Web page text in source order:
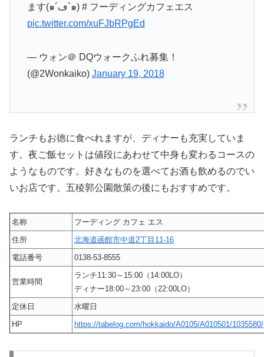
ます(๑´ڡ`๑) # フーディングカフェエス
pic.twitter.com/xuFJbRPgEd
— ウォン＠ DQウォークふれ募集！
(@2Wonkaiko) January 19, 2018
ランチもお徳に食べれますが、ディナーも充実していま
す。夜ご飯セットは値段にあわせて中身も変わるコースの
ようなものです。好きなものを選べてお酒も飲めるのでい
いお店です。五稜郭公園散策の後にもおすすめです。
名称
フーディング カフェ エス
住所
北海道函館市中道2丁目11-16
電話番号
0138-53-8555
営業時間
ランチ11:30～15:00（14:00LO）
ディナー18:00～23:00（22:00LO）
定休日
水曜日
HP
https://tabelog.com/hokkaido/A0105/A010501/1035580/